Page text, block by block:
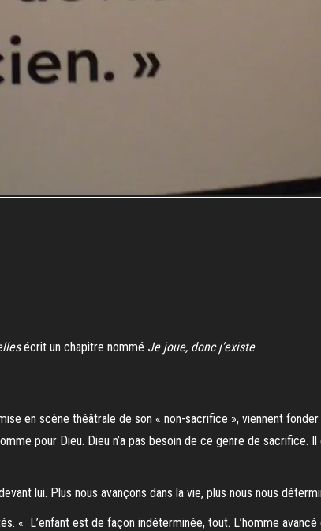
écrit un chapitre nommé Je joue, donc j’existe.
en scène théâtrale de son « non-sacrifice », viennent
pour Dieu. Dieu n’a pas besoin de ce genre de sacrifice.
lui. Plus nous avançons dans la vie, plus nous nous
« L’enfant est de façon indéterminée, tout. L’homme